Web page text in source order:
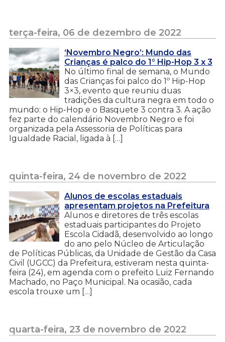
terça-feira, 06 de dezembro de 2022
‘Novembro Negro’: Mundo das
Crianças é palco do 1° Hip-Hop 3 x 3
No último final de semana, o Mundo
das Crianças foi palco do 1º Hip-Hop
3×3, evento que reuniu duas
tradições da cultura negra em todo o
mundo: o Hip-Hop e o Basquete 3 contra 3. A ação
fez parte do calendário Novembro Negro e foi
organizada pela Assessoria de Políticas para
Igualdade Racial, ligada à […]
quinta-feira, 24 de novembro de 2022
Alunos de escolas estaduais
apresentam projetos na Prefeitura
Alunos e diretores de três escolas
estaduais participantes do Projeto
Escola Cidadã, desenvolvido ao longo
do ano pelo Núcleo de Articulação
de Políticas Públicas, da Unidade de Gestão da Casa
Civil (UGCC) da Prefeitura, estiveram nesta quinta-
feira (24), em agenda com o prefeito Luiz Fernando
Machado, no Paço Municipal. Na ocasião, cada
escola trouxe um […]
quarta-feira, 23 de novembro de 2022